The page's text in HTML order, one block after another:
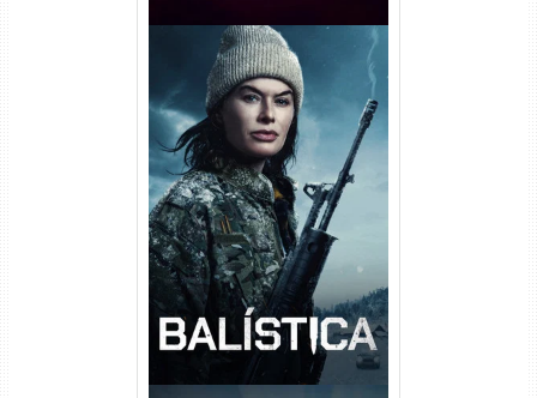
Balística Torrent (2025) WEB-
DL 1080p Dual Áudio